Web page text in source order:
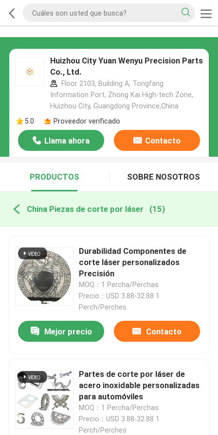
Huizhou City Yuan Wenyu Precision Parts
Co., Ltd.
Floor 2103, Building A, Tongfang
Information Port, Zhong Kai High-tech Zone,
Huizhou City, Guangdong Province,China
5.0
Proveedor verificado
Llama ahora Contacto
PRODUCTOS SOBRE NOSOTROS
China Piezas de corte por láser (15)
Durabilidad Componentes de
corte láser personalizados
Precisión
MOQ：1 Percha/Perchas
Precio：USD 3.88-32.88 1
Perch/Perches
Mejor precio Contacto
Partes de corte por láser de
acero inoxidable personalizadas
para automóviles
MOQ：1 Percha/Perchas
Precio：USD 3.88-32.88 1
Perch/Perches